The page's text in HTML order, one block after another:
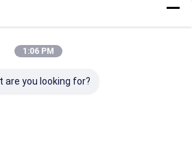
1:06 PM
are you looking for?